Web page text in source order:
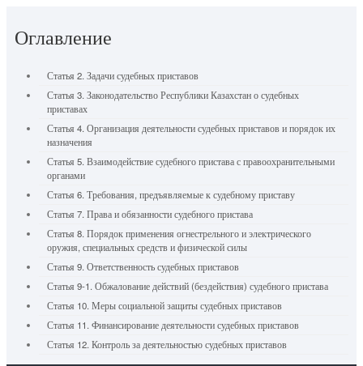
Оглавление
Статья 2. Задачи судебных приставов
Статья 3. Законодательство Республики Казахстан о судебных
приставах
Статья 4. Организация деятельности судебных приставов и порядок их
назначения
Статья 5. Взаимодействие судебного пристава с правоохранительными
органами
Статья 6. Требования, предъявляемые к судебному приставу
Статья 7. Права и обязанности судебного пристава
Статья 8. Порядок применения огнестрельного и электрического
оружия, специальных средств и физической силы
Статья 9. Ответственность судебных приставов
Статья 9-1. Обжалование действий (бездействия) судебного пристава
Статья 10. Меры социальной защиты судебных приставов
Статья 11. Финансирование деятельности судебных приставов
Статья 12. Контроль за деятельностью судебных приставов